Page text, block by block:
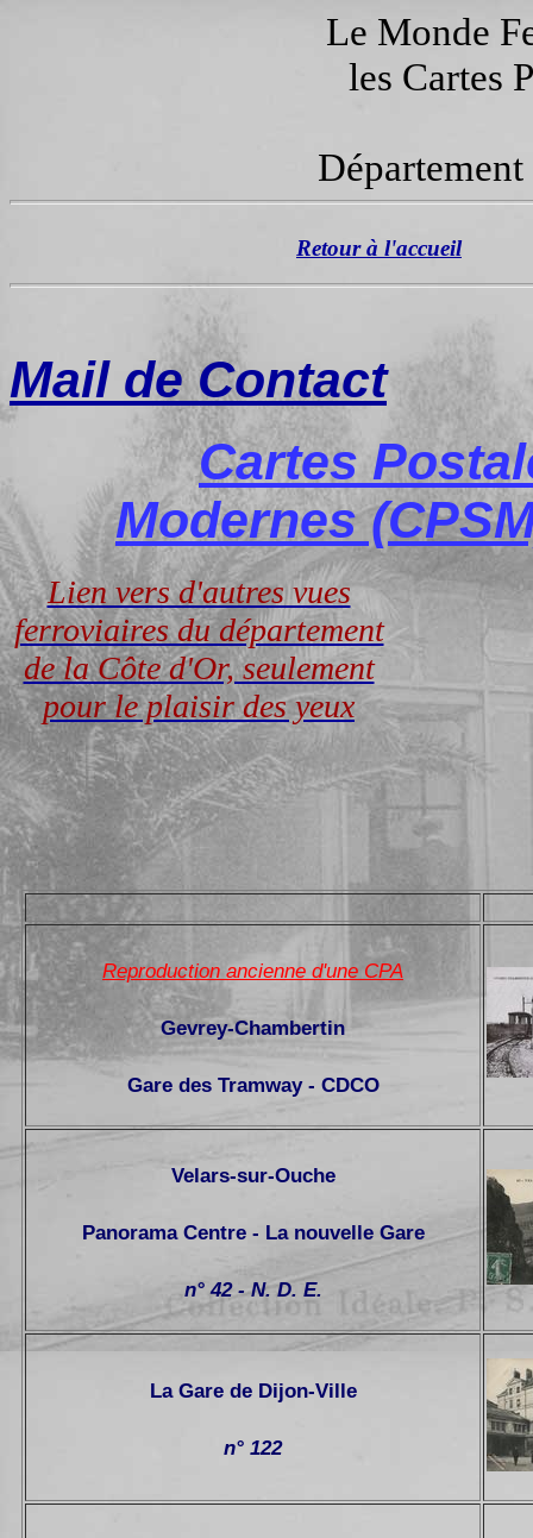
Le Monde
les Cartes
Retour à l'accueil
Mail de Contact
Cartes
Modernes
Lien vers d'autres vues
ferroviaires du département
de la Côte d'Or, seulement
pour le plaisir des yeux
Reproduction ancienne d'une CPA
Gevrey-Chambertin
Gare des Tramway - CDCO
Velars-sur-Ouche
Panorama Centre - La nouvelle Gare
n° 42 - N. D. E.
La Gare de Dijon-Ville
n° 122